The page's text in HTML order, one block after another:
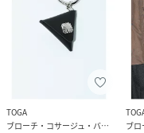
TOGA
ブローチ・コサージュ・バッジ